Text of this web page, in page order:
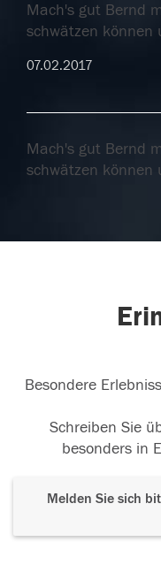
Mach's gut Bernd
schwätzen können
07.02.2017
Mach's gut Bernd
schwätzen können
Besondere
Schreiben Sie
besonders in
Melden Sie sich